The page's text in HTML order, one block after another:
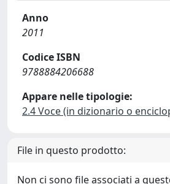
Anno
2011
Codice ISBN
9788884206688
Appare nelle tipologie:
2.4 Voce (in dizionario o
File in questo prodotto:
Non ci sono file associati a